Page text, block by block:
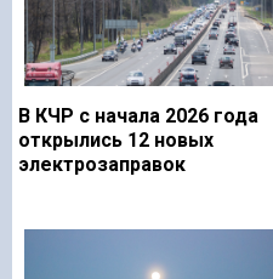
В КЧР с начала 2026 года
открылись 12 новых
электрозаправок